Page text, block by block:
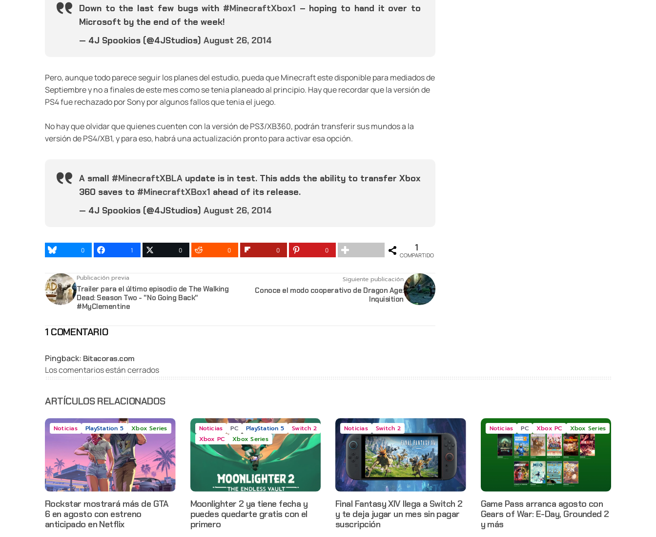
Down to the last few bugs with #MinecraftXbox1 – hoping to hand it over to
Microsoft by the end of the week!
— 4J Spookios (@4JStudios) August 26, 2014
Pero, aunque todo parece seguir los planes del estudio, pueda que Minecraft este disponible para mediados de
Septiembre y no a finales de este mes como se tenia planeado al principio. Hay que recordar que la versión de
PS4 fue rechazado por Sony por algunos fallos que tenia el juego.
No hay que olvidar que quienes cuenten con la versión de PS3/XB360, podrán transferir sus mundos a la
versión de PS4/XB1, y para eso, habrá una actualización pronto para activar esa opción.
A small #MinecraftXBLA update is in test. This adds the ability to transfer Xbox
360 saves to #MinecraftXBox1 ahead of its release.
— 4J Spookios (@4JStudios) August 26, 2014
0 1 0 0 0 0 1
COMPARTIDO
Publicación previa
Trailer para el último episodio de The Walking
Dead: Season Two - "No Going Back"
#MyClementine
Siguiente publicación
Conoce el modo cooperativo de Dragon Age:
Inquisition
1 COMENTARIO
Pingback: Bitacoras.com
Los comentarios están cerrados
ARTÍCULOS RELACIONADOS
Noticias PlayStation 5 Xbox Series
Rockstar mostrará más de GTA
6 en agosto con estreno
anticipado en Netflix
Noticias PC PlayStation 5
Switch 2
Xbox PC
Xbox Series
Moonlighter 2 ya tiene fecha y
puedes quedarte gratis con el
primero
Noticias Switch 2
Final Fantasy XIV llega a Switch 2
y te deja jugar un mes sin pagar
suscripción
Noticias PC Xbox PC Xbox Series
Game Pass arranca agosto con
Gears of War: E-Day, Grounded 2
y más